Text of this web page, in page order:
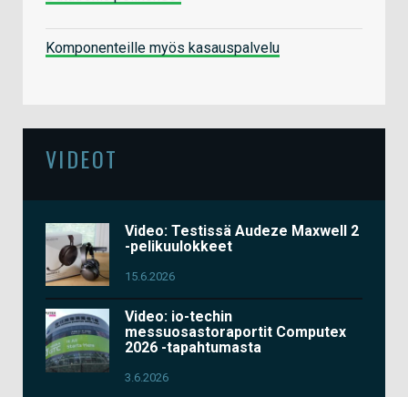
Komponenteille myös kasauspalvelu
VIDEOT
Video: Testissä Audeze Maxwell 2
-pelikuulokkeet
15.6.2026
Video: io-techin
messuosastoraportit Computex
2026 -tapahtumasta
3.6.2026